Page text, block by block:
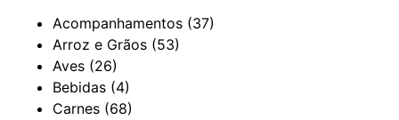
Acompanhamentos (37)
Arroz e Grãos (53)
Aves (26)
Bebidas (4)
Carnes (68)